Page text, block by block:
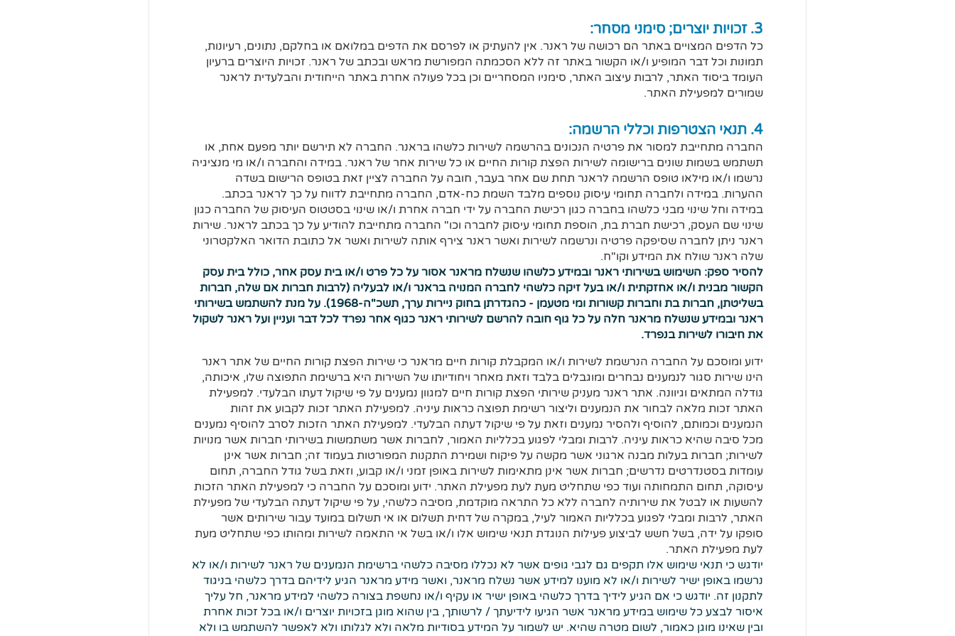
3. זכויות יוצרים; סימני מסחר:
כל הדפים המצויים באתר הם רכושה של ראנר. אין להעתיק או לפרסם את הדפים במלואם או בחלקם, נתונים, רעיונות,
תמונות וכל דבר המופיע ו/או הקשור באתר זה ללא הסכמתה המפורשת מראש ובכתב של ראנר. זכויות היוצרים ברעיון
העומד ביסוד האתר, לרבות עיצוב האתר, סימניו המסחריים וכן בכל פעולה אחרת באתר הייחודית והבלעדית לראנר
שמורים למפעילת האתר.
4. תנאי הצטרפות וכללי הרשמה:
החברה מתחייבת למסור את פרטיה הנכונים בהרשמה לשירות כלשהו בראנר. החברה לא תירשם יותר מפעם אחת, או
תשתמש בשמות שונים ברישומה לשירות הפצת קורות החיים או כל שירות אחר של ראנר. במידה והחברה ו/או מי מנציגיה
נרשמו ו/או מילאו טופס הרשמה לראנר תחת שם אחר בעבר, חובה על החברה לציין זאת בטופס הרישום בשדה
ההערות. במידה ולחברה תחומי עיסוק נוספים מלבד השמת כח-אדם, החברה מתחייבת לדווח על כך לראנר בכתב.
במידה וחל שינוי מבני כלשהו בחברה כגון רכישת החברה על ידי חברה אחרת ו/או שינוי בסטטוס העיסוק של החברה כגון
שינוי שם העסק, רכישת חברת בת, הוספת תחומי עיסוק לחברה וכו" החברה מתחייבת להודיע על כך בכתב לראנר. שירות
ראנר ניתן לחברה שסיפקה פרטיה ונרשמה לשירות ואשר ראנר צירף אותה לשירות ואשר אל כתובת הדואר האלקטרוני
שלה ראנר שולח את המידע וקו"ח.
להסיר ספק: השימוש בשירותי ראנר ובמידע כלשהו שנשלח מראנר אסור על כל פרט ו/או בית עסק אחר, כולל בית עסק
הקשור מבנית ו/או אחזקתית ו/או בעל זיקה כלשהי לחברה המנויה בראנר ו/או לבעליה (לרבות חברות אם שלה, חברות
בשליטתן, חברות בת וחברות קשורות ומי מטעמן - כהגדרתן בחוק ניירות ערך, תשכ"ה-1968). על מנת להשתמש בשירותי
ראנר ובמידע שנשלח מראנר חלה על כל גוף חובה להרשם לשירותי ראנר כגוף אחר נפרד לכל דבר ועניין ועל ראנר לשקול
את חיבורו לשירות בנפרד.
ידוע ומוסכם על החברה הנרשמת לשירות ו/או המקבלת קורות חיים מראנר כי שירות הפצת קורות החיים של אתר ראנר
הינו שירות סגור לנמענים נבחרים ומוגבלים בלבד וזאת מאחר ויחודיותו של השירות היא ברשימת התפוצה שלו, איכותה,
גודלה המתאים וגיוונה. אתר ראנר מעניק שירותי הפצת קורות חיים למגוון נמענים על פי שיקול דעתו הבלעדי. למפעילת
האתר זכות מלאה לבחור את הנמענים וליצור רשימת תפוצה כראות עיניה. למפעילת האתר זכות לקבוע את זהות
הנמענים וכמותם, להוסיף ולהסיר נמענים וזאת על פי שיקול דעתה הבלעדי. למפעילת האתר הזכות לסרב להוסיף נמענים
מכל סיבה שהיא כראות עיניה. לרבות ומבלי לפגוע בכלליות האמור, לחברות אשר משתמשות בשירותי חברות אשר מנויות
לשירות; חברות בעלות מבנה ארגוני אשר מקשה על פיקוח ושמירת התקנות המפורטות בעמוד זה; חברות אשר אינן
עומדות בסטנדרטים נדרשים; חברות אשר אינן מתאימות לשירות באופן זמני ו/או קבוע, וזאת בשל גודל החברה, תחום
עיסוקה, תחום התמחותה ועוד כפי שתחליט מעת לעת מפעילת האתר. ידוע ומוסכם על החברה כי למפעילת האתר הזכות
להשעות או לבטל את שירותיה לחברה ללא כל התראה מוקדמת, מסיבה כלשהי, על פי שיקול דעתה הבלעדי של מפעילת
האתר, לרבות ומבלי לפגוע בכלליות האמור לעיל, במקרה של דחית תשלום או אי תשלום במועד עבור שירותים אשר
סופקו על ידה, בשל חשש לביצוע פעילות הנוגדת תנאי שימוש אלו ו/או בשל אי התאמה לשירות ומהותו כפי שתחליט מעת
לעת מפעילת האתר.
יודגש כי תנאי שימוש אלו תקפים גם לגבי גופים אשר לא נכללו מסיבה כלשהי ברשימת הנמענים של ראנר לשירות ו/או לא
נרשמו באופן ישיר לשירות ו/או לא מוענו למידע אשר נשלח מראנר, ואשר מידע מראנר הגיע לידיהם בדרך כלשהי בניגוד
לתקנון זה. יודגש כי אם הגיע לידיך בדרך כלשהי באופן ישיר או עקיף ו/או נחשפת בצורה כלשהי למידע מראנר, חל עליך
איסור לבצע כל שימוש במידע מראנר אשר הגיעו לידיעתך / לרשותך, בין שהוא מוגן בזכויות יוצרים ו/או בכל זכות אחרת
ובין שאינו מוגן כאמור, לשום מטרה שהיא. יש לשמור על המידע בסודיות מלאה ולא לגלותו ולא לאפשר להשתמש בו ולא